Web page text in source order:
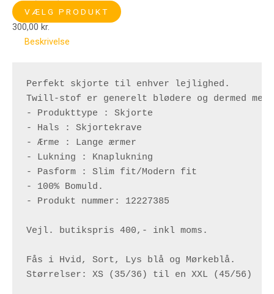
VÆLG PRODUKT
300,00 kr.
Beskrivelse
Perfekt skjorte til enhver lejlighed.
Twill-stof er generelt blødere og dermed
- Produkttype : Skjorte
- Hals : Skjortekrave
- Ærme : Lange ærmer
- Lukning : Knaplukning
- Pasform : Slim fit/Modern fit
- 100% Bomuld.
- Produkt nummer: 12227385
Vejl. butikspris 400,- inkl moms.
Fås i Hvid, Sort, Lys blå og Mørkeblå.
Størrelser: XS (35/36) til en XXL (45/56)